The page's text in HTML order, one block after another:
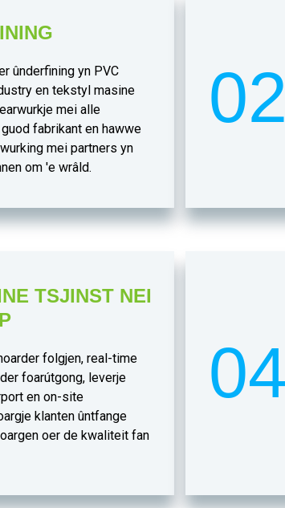
ûnderfining yn PVC
en tekstyl masine
mei alle
fabrikant en hawwe
mei partners yn
om 'e wrâld.
02
TSJINST NEI
folgjen, real-time
foarútgong, leverje
en on-site
klanten ûntfange
oer de kwaliteit fan
04